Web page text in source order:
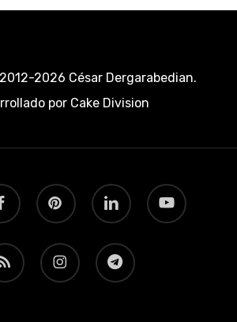
2026 César Dergarabedian.
porCake Division
pinterest linkedin youtube
instagram telegram